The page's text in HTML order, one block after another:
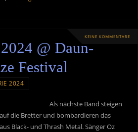
KEINE KOMMENTARE
@ Daun-
Festival
2024
Als nächste Band steigen
die Bretter und bombardieren das
Black- und Thrash Metal. Sänger Oz